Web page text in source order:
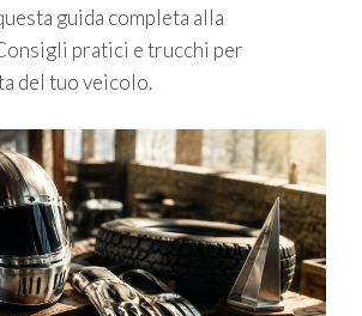
guida completa alla
pratici e trucchi per
del tuo veicolo.